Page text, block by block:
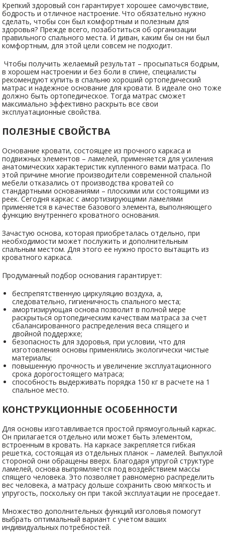
Крепкий здоровый сон гарантирует хорошее самочувствие,
бодрость и отличное настроение. Что обязательно нужно
сделать, чтобы сон был комфортным и полезным для
здоровья? Прежде всего, позаботиться об организации
правильного спального места. И диван, каким бы он ни был
комфортным, для этой цели совсем не подходит.
Чтобы получить желаемый результат – просыпаться бодрым,
в хорошем настроении и без боли в спине, специалисты
рекомендуют купить в спальню хороший ортопедический
матрас и надежное основание для кровати. В идеале оно тоже
должно быть ортопедическое. Тогда матрас сможет
максимально эффективно раскрыть все свои
эксплуатационные свойства.
ПОЛЕЗНЫЕ СВОЙСТВА
Основание кровати, состоящее из прочного каркаса и
подвижных элементов – ламелей, применяется для усиления
анатомических характеристик купленного вами матраса. По
этой причине многие производители современной спальной
мебели отказались от производства кроватей со
стандартными основаниями – плоскими или состоящими из
реек. Сегодня каркас с амортизирующими ламелями
применяется в качестве базового элемента, выполняющего
функцию внутреннего кроватного основания.
Зачастую основа, которая приобреталась отдельно, при
необходимости может послужить и дополнительным
спальным местом. Для этого ее нужно просто вытащить из
кроватного каркаса.
Продуманный подбор основания гарантирует:
беспрепятственную циркуляцию воздуха, а,
следовательно, гигиеничность спального места;
амортизирующая основа позволит в полной мере
раскрыться ортопедическим качествам матраса за счет
сбалансированного распределения веса спящего и
двойной поддержке;
безопасность для здоровья, при условии, что для
изготовления основы применялись экологически чистые
материалы;
повышенную прочность и увеличение эксплуатационного
срока дорогостоящего матраса;
способность выдерживать порядка 150 кг в расчете на 1
спальное место.
КОНСТРУКЦИОННЫЕ ОСОБЕННОСТИ
Для основы изготавливается простой прямоугольный каркас.
Он прилагается отдельно или может быть элементом,
встроенным в кровать. На каркасе закрепляется гибкая
решетка, состоящая из отдельных планок – ламелей. Выпуклой
стороной они обращены вверх. Благодаря упругой структуре
ламелей, основа выпрямляется под воздействием массы
спящего человека. Это позволяет равномерно распределить
вес человека, а матрасу дольше сохранить свою мягкость и
упругость, поскольку он при такой эксплуатации не проседает.
Множество дополнительных функций изголовья помогут
выбрать оптимальный вариант с учетом ваших
индивидуальных потребностей.